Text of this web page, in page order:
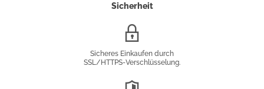
Sicherheit
Sicheres Einkaufen durch
SSL/HTTPS-Verschlüsselung.